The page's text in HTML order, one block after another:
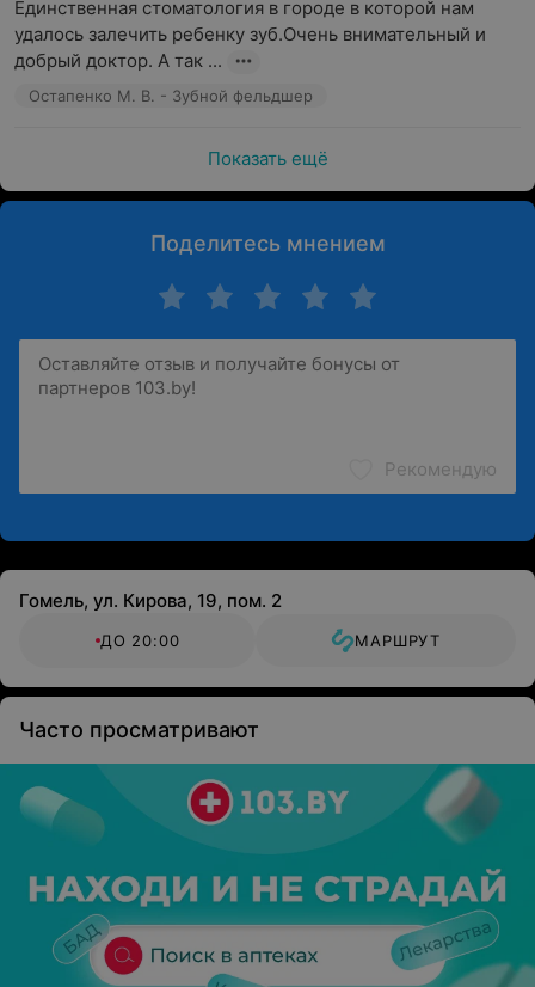
Единственная стоматология в городе в которой нам
удалось залечить ребенку зуб.Очень внимательный и
добрый доктор. А так ...
Остапенко М. В. - Зубной фельдшер
Показать ещё
Поделитесь мнением
Рекомендую
Гомель, ул. Кирова, 19, пом. 2
ДО 20:00 МАРШРУТ
Часто просматривают